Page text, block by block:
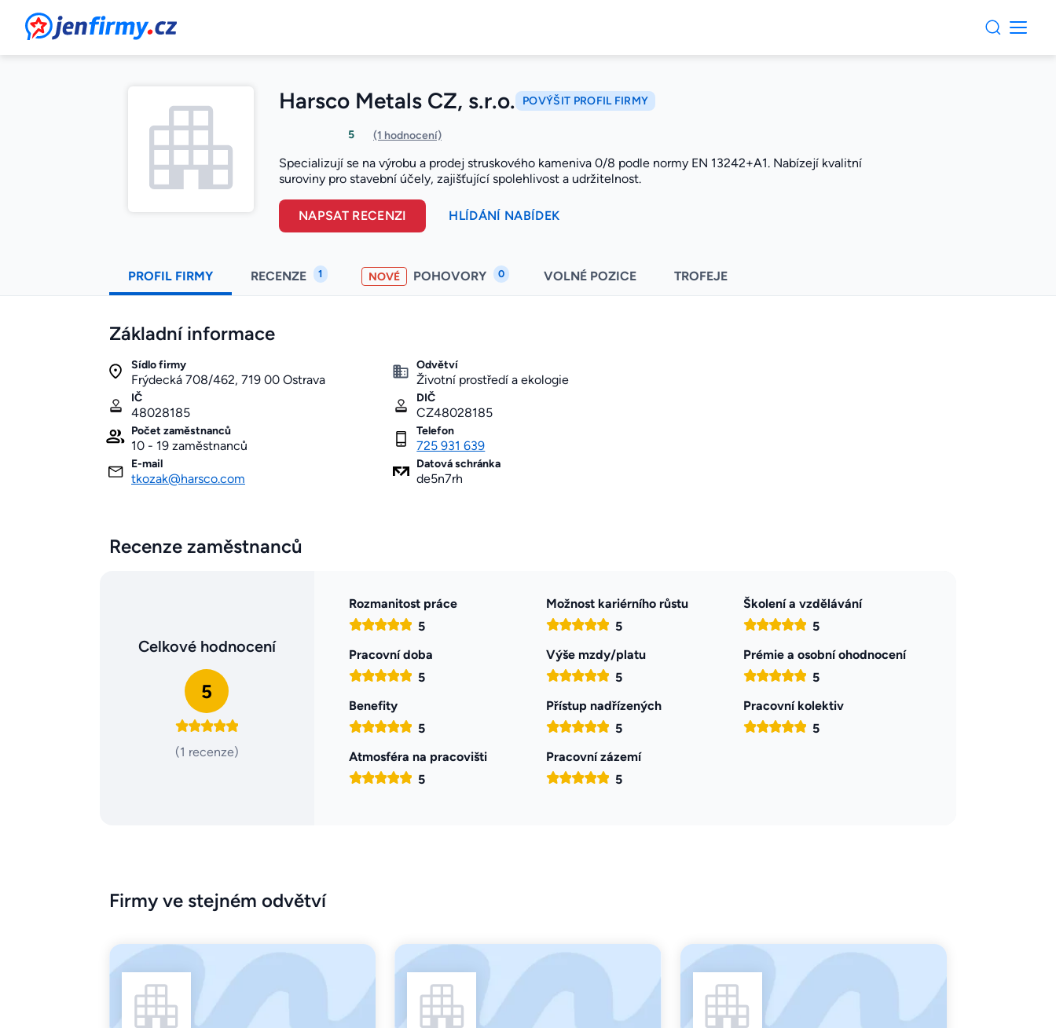
JenFirmy.cz
Harsco Metals CZ, s.r.o. POVÝŠIT PROFIL FIRMY
5 (1 hodnocení)
Specializují se na výrobu a prodej struskového kameniva 0/8 podle normy EN 13242+A1. Nabízejí kvalitní
suroviny pro stavební účely, zajišťující spolehlivost a udržitelnost.
NAPSAT RECENZI HLÍDÁNÍ NABÍDEK
PROFIL FIRMY RECENZE 1 NOVÉ POHOVORY 0 VOLNÉ POZICE TROFEJE
Základní informace
Sídlo firmy
Frýdecká 708/462, 719 00 Ostrava
Odvětví
Životní prostředí a ekologie
IČ
48028185
DIČ
CZ48028185
Počet zaměstnanců
10 - 19 zaměstnanců
Telefon
725 931 639
E-mail
tkozak@harsco.com
Datová schránka
de5n7rh
Recenze zaměstnanců
Celkové hodnocení
5
(1 recenze)
Rozmanitost práce
5
Možnost kariérního růstu
5
Školení a vzdělávání
5
Pracovní doba
5
Výše mzdy/platu
5
Prémie a osobní ohodnocení
5
Benefity
5
Přístup nadřízených
5
Pracovní kolektiv
5
Atmosféra na pracovišti
5
Pracovní zázemí
5
Firmy ve stejném odvětví